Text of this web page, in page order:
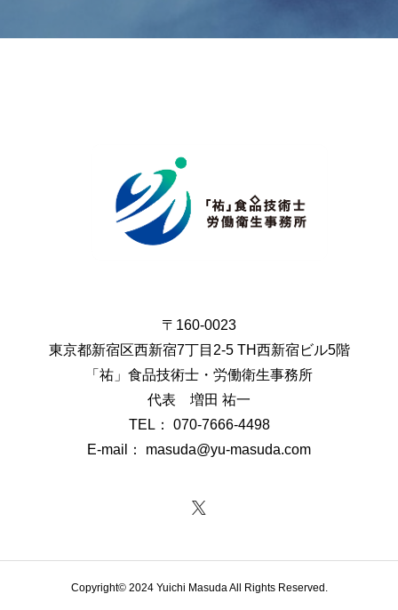
〒160-0023
東京都新宿区西新宿7丁目2-5 TH西新宿ビル5階
「祐」食品技術士・労働衛生事務所
代表 増田 祐一
TEL： 070-7666-4498
E-mail： masuda@yu-masuda.com
Copyright© 2024 Yuichi Masuda All Rights Reserved.